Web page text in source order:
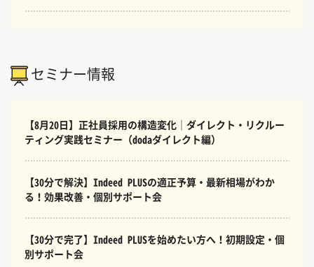
セミナー情報
【8月20日】正社員採用の構造変化｜ダイレクト・リクルー
ティング実践セミナー（dodaダイレクト編）
【30分で解決】Indeed PLUSの適正予算・最新相場がわか
る！効果改善・個別サポート会
【30分で完了】Indeed PLUSを始めたい方へ！初期設定・個
別サポート会